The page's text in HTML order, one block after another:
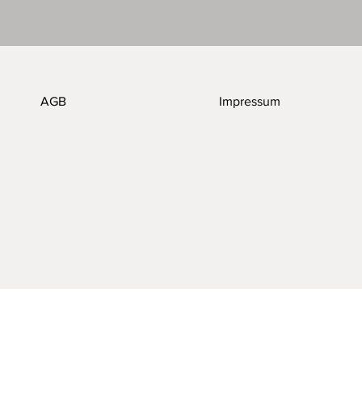
AGB Impressum